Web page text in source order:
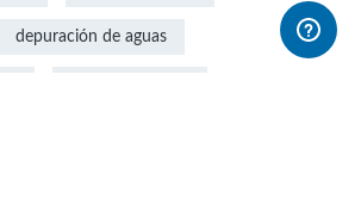
depuración de aguas